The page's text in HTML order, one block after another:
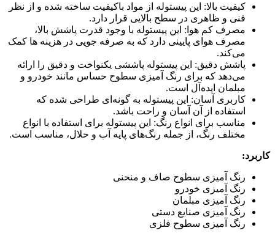
کیفیت بالا: این پیستوله از مواد باکیفیت ساخته شده و از نظر
فنی و ظاهری در سطح بالایی قرار دارد.
مصرف کم هوا: این پیستوله با وجود قدرت پاشش بالا،
مصرف هوای پایینی دارد که به صرفه جویی در هزینه ها کمک
می‌کند.
پاشش دقیق: این پیستوله پاششی یکنواخت و دقیق را ارائه
می‌دهد که برای رنگ آمیزی سطوح حساس مانند خودرو و
مبلمان ایده‌آل است.
کاربری آسان: این پیستوله به گونه‌ای طراحی شده که
استفاده از آن آسان و راحت باشد.
مناسب برای انواع رنگ: این پیستوله برای استفاده با انواع
مختلف رنگ، از جمله رنگ‌های پایه آب و حلال، مناسب است.
کاربرد:
رنگ آمیزی سطوح صاف و منحنی
رنگ آمیزی خودرو
رنگ آمیزی مبلمان
رنگ آمیزی صنایع دستی
رنگ آمیزی سطوح فلزی